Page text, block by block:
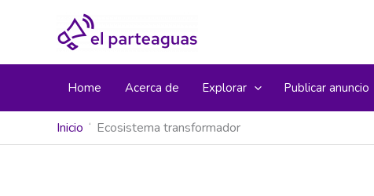
Home Acerca de Explorar Publicar anuncio
Inicio Ecosistema transformador